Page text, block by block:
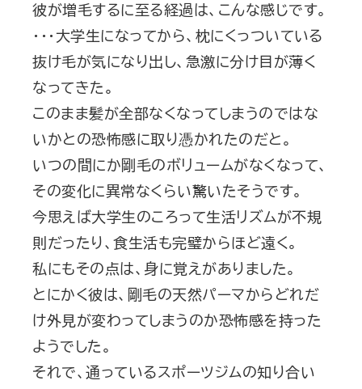
彼が増毛するに至る経過は、こんな感じです。
・・・大学生になってから、枕にくっついている
抜け毛が気になり出し、急激に分け目が薄く
なってきた。
このまま髪が全部なくなってしまうのではな
いかとの恐怖感に取り憑かれたのだと。
いつの間にか剛毛のボリュームがなくなって、
その変化に異常なくらい驚いたそうです。
今思えば大学生のころって生活リズムが不規
則だったり、食生活も完璧からほど遠く。
私にもその点は、身に覚えがありました。
とにかく彼は、剛毛の天然パーマからどれだ
け外見が変わってしまうのか恐怖感を持った
ようでした。
それで、通っているスポーツジムの知り合い